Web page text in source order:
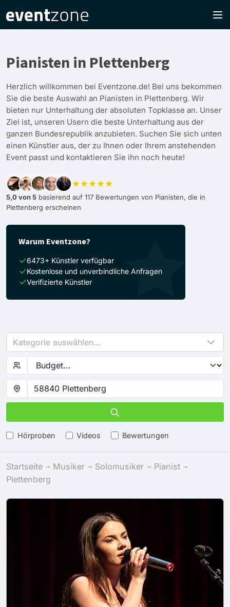
Pianisten in Plettenberg
Herzlich willkommen bei Eventzone.de! Bei uns bekommen
Sie die beste Auswahl an Pianisten in Plettenberg. Wir
bieten nur Unterhaltung der absoluten Topklasse an. Unser
Ziel ist, unseren Usern die beste Unterhaltung aus der
ganzen Bundesrepublik anzubieten. Suchen Sie sich unten
einen Künstler aus, der zu Ihnen oder Ihrem anstehenden
Event passt und kontaktieren Sie ihn noch heute!
★★★★★
5,0 von 5 basierend auf 117 Bewertungen von Pianisten, die in
Plettenberg erscheinen
Warum Eventzone?
6473+ Künstler verfügbar
Kostenlose und unverbindliche Anfragen
Verifizierte Künstler
Kategorie auswählen...
Hörproben Videos Bewertungen
Startseite Musiker Solomusiker
Pianist
Plettenberg